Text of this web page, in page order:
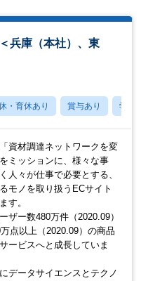
兵庫（本社）、東
・育休あり 賞与あり 学歴不
資材調達ネットワークを変
ミッションに、様々な事
人々が仕事で必要とする、
モノを取り扱うECサイト
す。
ザー数480万件（2020.09）
点以上（2020.09）の商品
ービスへと成長していま
データサイエンスとテクノ